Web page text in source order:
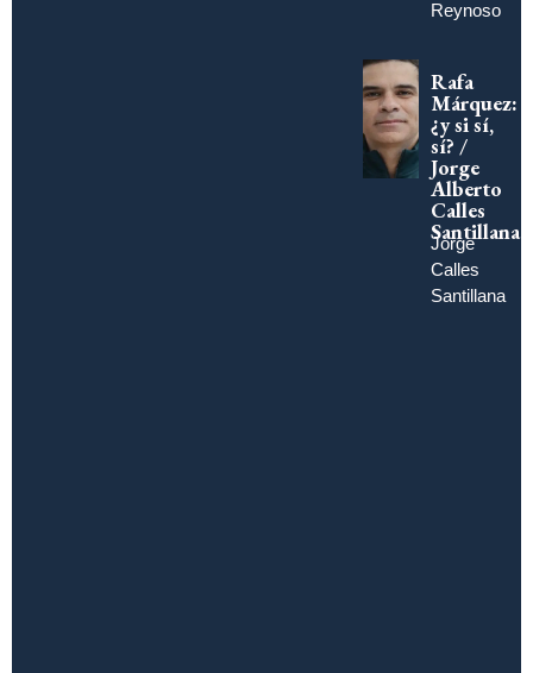
Reynoso
Rafa
Márquez:
¿y si sí,
sí? /
Jorge
Alberto
Calles
Santillana
Jorge
Calles
Santillana